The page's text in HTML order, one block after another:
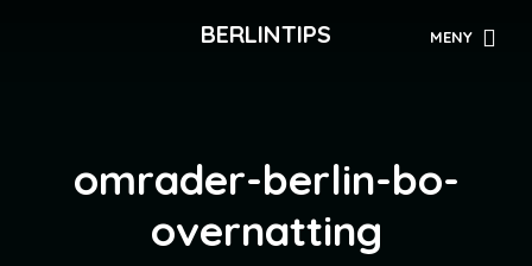
BERLINTIPS MENY
omrader-berlin-bo-
overnatting